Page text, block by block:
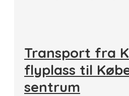
Transport fra
flyplass til
sentrum